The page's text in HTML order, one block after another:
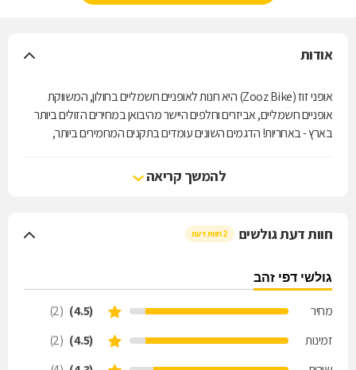
אודות
אופני זוז (Zooz Bike) היא חנות לאופניים חשמליים בחולון, המשווקת
אופניים חשמליים, אביזרים וחלפים היישר מהיבואן במחירים הזולים ביותר
בארץ - באחריות! הדגמים השונים עומדים בתקנים המחמירים ביותר,
החשמליים שכבש את ישראל בסערה, והגיעו ממקום למקום במהירות,
מבלי להוציא כספים מיותרים ומבלי לזהם את הסביבה. צריכים ייעוץ? צוות
להמשך קריאה
חוות דעת גולשים 2 חוות דעת
גולשי דפי זהב
מחיר (4.5)
(2)
זמינות
(4.5)
(2)